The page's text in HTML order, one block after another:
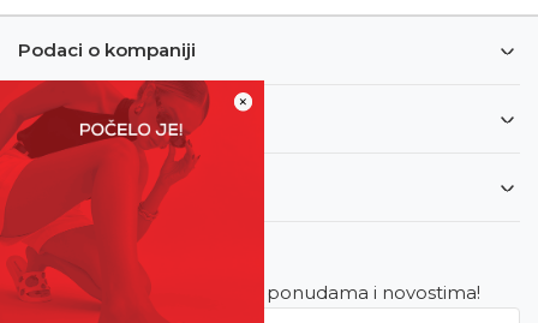
×
Podaci o kompaniji
Informacije
Korisnički servis
Newsletter
Budite u toku sa najnovijim ponudama i novostima!